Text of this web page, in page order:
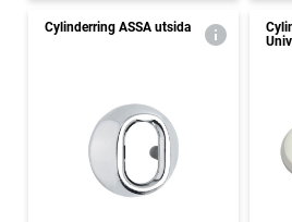
Cylinderring ASSA utsida